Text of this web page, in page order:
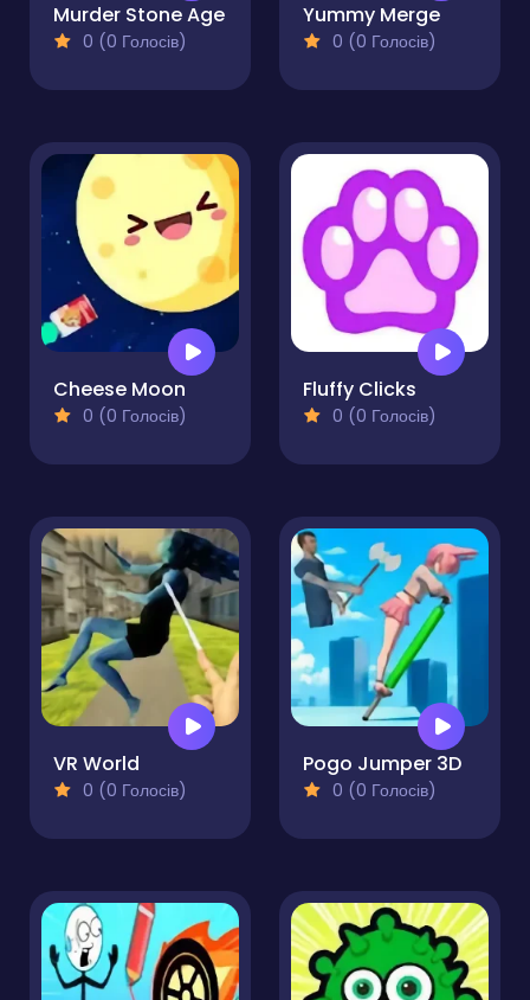
Murder Stone Age
0 (0 Голосів)
Yummy Merge
0 (0 Голосів)
Cheese Moon
0 (0 Голосів)
Fluffy Clicks
0 (0 Голосів)
VR World
0 (0 Голосів)
Pogo Jumper 3D
0 (0 Голосів)